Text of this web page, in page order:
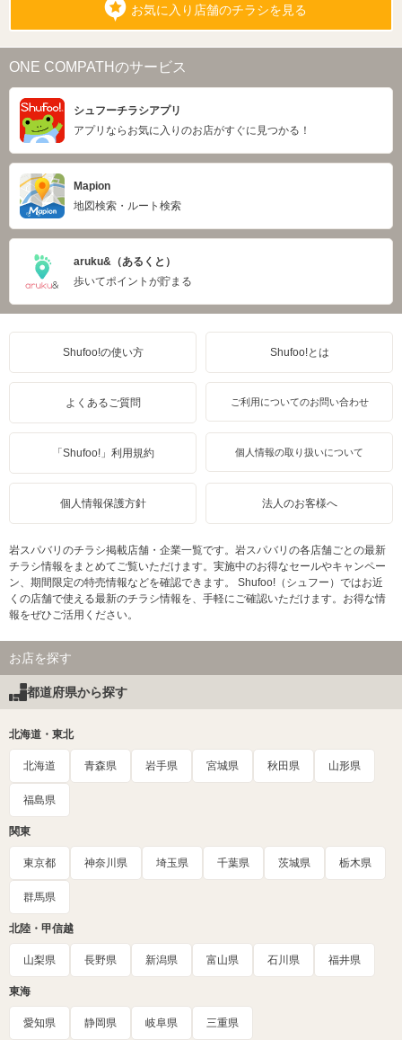
お気に入り店舗のチラシを見る
ONE COMPATHのサービス
シュフーチラシアプリ
アプリならお気に入りのお店がすぐに見つかる！
Mapion
地図検索・ルート検索
aruku&（あるくと）
歩いてポイントが貯まる
Shufoo!の使い方 Shufoo!とは
よくあるご質問 ご利用についてのお問い合わせ
「Shufoo!」利用規約 個人情報の取り扱いについて
個人情報保護方針 法人のお客様へ
岩スパバリのチラシ掲載店舗・企業一覧です。岩スパバリの各店舗ごとの最新
チラシ情報をまとめてご覧いただけます。実施中のお得なセールやキャンペー
ン、期間限定の特売情報などを確認できます。 Shufoo!（シュフー）ではお近
くの店舗で使える最新のチラシ情報を、手軽にご確認いただけます。お得な情
報をぜひご活用ください。
お店を探す
都道府県から探す
北海道・東北
北海道 青森県 岩手県 宮城県 秋田県 山形県
福島県
関東
東京都 神奈川県 埼玉県 千葉県 茨城県 栃木県
群馬県
北陸・甲信越
山梨県 長野県 新潟県 富山県 石川県 福井県
東海
愛知県 静岡県 岐阜県 三重県